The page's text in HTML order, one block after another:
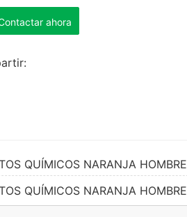
ahora
QUÍMICOS NARANJA HOMBRE
QUÍMICOS NARANJA HOMBRE